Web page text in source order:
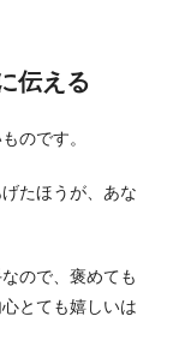
伝える
のです。
たほうが、あな
ので、褒めても
とても嬉しいは